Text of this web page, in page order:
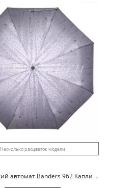
Несколько расцветок модели
Зонт женский автомат Banders 962 Капли 3D